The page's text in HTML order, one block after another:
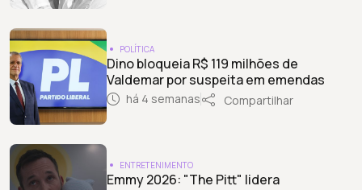
POLÍTICA
Dino bloqueia R$ 119 milhões de
Valdemar por suspeita em emendas
há 4 semanas Compartilhar
ENTRETENIMENTO
Emmy 2026: "The Pitt" lidera